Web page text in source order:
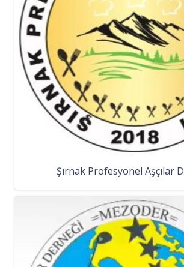
Şırnak Profesyonel Aşçılar